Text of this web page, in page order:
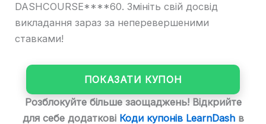
DASHCOURSE****60. Змініть свій досвід
викладання зараз за неперевершеними
ставками!
ПОКАЗАТИ КУПОН
Розблокуйте більше заощаджень! Відкрийте
для себе додаткові Коди купонів LearnDashв